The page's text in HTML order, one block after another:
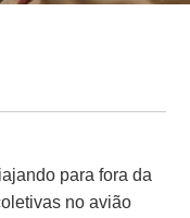
para fora da
no avião